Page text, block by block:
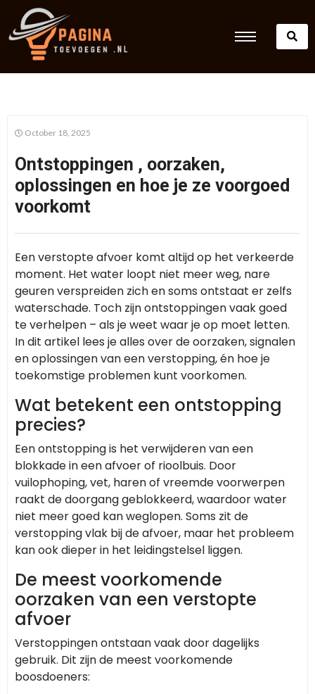
October 18, 2025
Ontstoppingen , oorzaken,
oplossingen en hoe je ze voorgoed
voorkomt
Een verstopte afvoer komt altijd op het verkeerde
moment. Het water loopt niet meer weg, nare
geuren verspreiden zich en soms ontstaat er zelfs
waterschade. Toch zijn ontstoppingen vaak goed
te verhelpen – als je weet waar je op moet letten.
In dit artikel lees je alles over de oorzaken, signalen
en oplossingen van een verstopping, én hoe je
toekomstige problemen kunt voorkomen.
Wat betekent een ontstopping
precies?
Een ontstopping is het verwijderen van een
blokkade in een afvoer of rioolbuis. Door
vuilophoping, vet, haren of vreemde voorwerpen
raakt de doorgang geblokkeerd, waardoor water
niet meer goed kan weglopen. Soms zit de
verstopping vlak bij de afvoer, maar het probleem
kan ook dieper in het leidingstelsel liggen.
De meest voorkomende
oorzaken van een verstopte
afvoer
Verstoppingen ontstaan vaak door dagelijks
gebruik. Dit zijn de meest voorkomende
boosdoeners: